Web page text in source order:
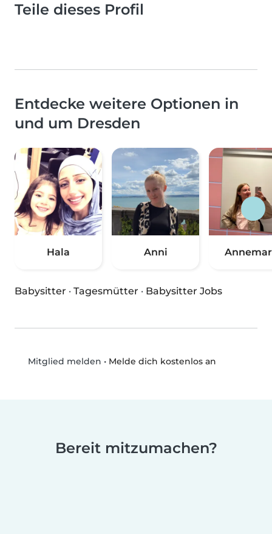
Teile dieses Profil
Entdecke weitere Optionen in
und um Dresden
Hala Anni
Babysitter · Tagesmütter · Babysitter Jobs
Mitglied melden • Melde dich kostenlos an
Bereit mitzumachen?